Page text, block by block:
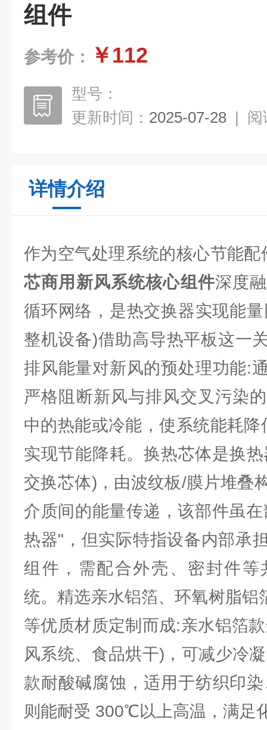
组件
参考价： ￥112
型号：
更新时间： 2025-07-28 | 阅
详情介绍
作为空气处理系统的核心节能
芯商用新风系统核心组件深度
循环网络，是热交换器实现能
整机设备)借助高导热平板这一
排风能量对新风的预处理功能:
严格阻断新风与排风交叉污染
中的热能或冷能，使系统能耗
实现节能降耗。换热芯体是换
交换芯体)，由波纹板/膜片堆叠
介质间的能量传递，该部件虽
热器"，但实际特指设备内部承
组件，需配合外壳、密封件等
统。精选亲水铝箔、环氧树脂铝
等优质材质定制而成:亲水铝箔
风系统、食品烘干)，可减少冷
款耐酸碱腐蚀，适用于纺织印
则能耐受 300℃以上高温，满足